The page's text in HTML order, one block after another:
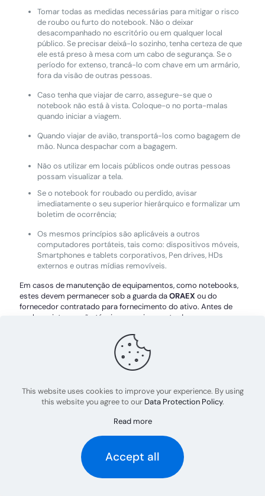
Tomar todas as medidas necessárias para mitigar o risco
de roubo ou furto do notebook. Não o deixar
desacompanhado no escritório ou em qualquer local
público. Se precisar deixá-lo sozinho, tenha certeza de que
ele está preso à mesa com um cabo de segurança. Se o
período for extenso, trancá-lo com chave em um armário,
fora da visão de outras pessoas.
Caso tenha que viajar de carro, assegure-se que o
notebook não está à vista. Coloque-o no porta-malas
quando iniciar a viagem.
Quando viajar de avião, transportá-los como bagagem de
mão. Nunca despachar com a bagagem.
Não os utilizar em locais públicos onde outras pessoas
possam visualizar a tela.
Se o notebook for roubado ou perdido, avisar
imediatamente o seu superior hierárquico e formalizar um
boletim de ocorrência;
Os mesmos princípios são aplicáveis a outros
computadores portáteis, tais como: dispositivos móveis,
Smartphones e tablets corporativos, Pen drives, HDs
externos e outras mídias removíveis.
Em casos de manutenção de equipamentos, como notebooks,
estes devem permanecer sob a guarda daORAEX ou do
fornecedor contratado para fornecimento do ativo. Antes de
qualquer intervenção técnica, o equipamento deve passar por
informações nele contidas. Quando necessário, a substituição
do computador deve ser providenciada para garantir a
continuidade da prestação de serviços.
19. Uso de E-mail
This website uses cookies to improve your experience. By using
this website you agree to our Data Protection Policy.
Read more
Accept all